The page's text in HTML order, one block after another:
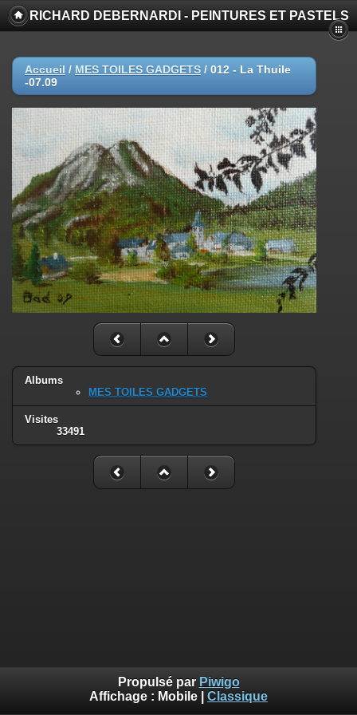
RICHARD DEBERNARDI - PEINTURES ET PASTELS
Accueil / MES TOILES GADGETS / 012 - La Thuile
-07.09
Albums
MES TOILES GADGETS
Visites
33491
Propulsé par Piwigo
Affichage : Mobile Classique